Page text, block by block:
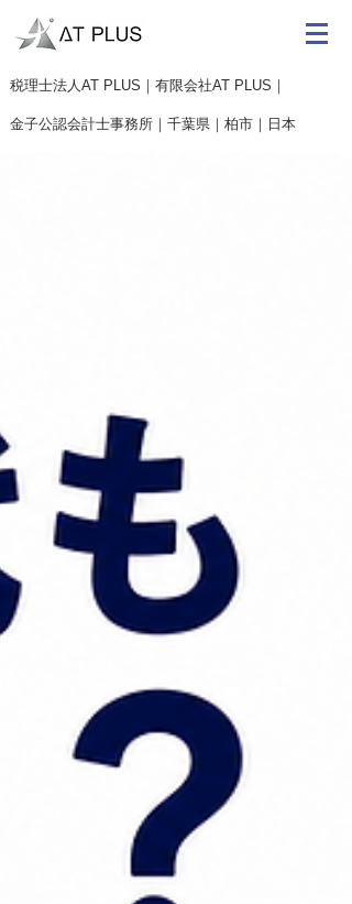
​税理士法人AT PLUS｜有限会社AT PLUS｜
金子公認会計士事務所｜ 千葉県｜柏市｜日本